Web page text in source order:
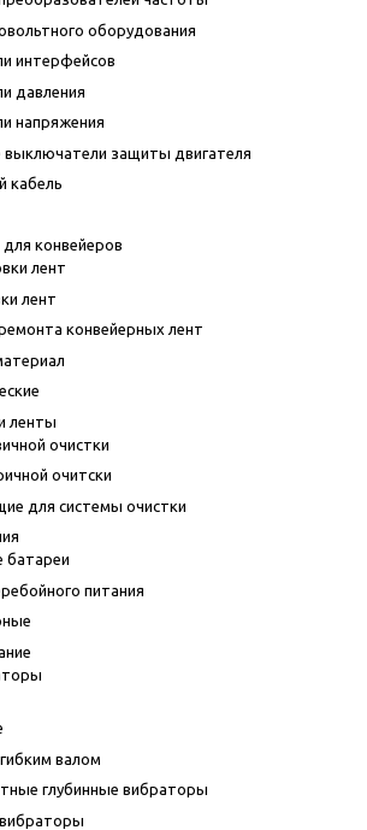
оборудования
интерфейсов
давления
напряжения
выключатели защиты двигателя
кабель
конвейеров
лент
лент
конвейерных лент
ленты
очистки
очитски
для системы очистки
батареи
питания
валом
глубинные вибраторы